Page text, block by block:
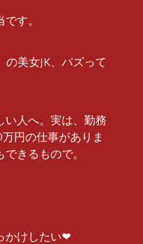
す。
美女JK、バズって
い人へ。実は、勤務
円の仕事がありま
きるもので。
かけしたい❤︎